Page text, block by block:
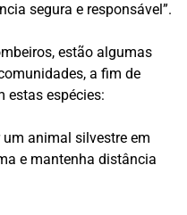
segura e responsável”.
estão algumas
a fim de
estas espécies:
animal silvestre em
e mantenha distância